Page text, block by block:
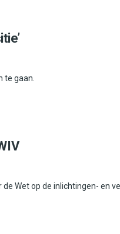
te gaan.
Wet op de inlichtingen- en